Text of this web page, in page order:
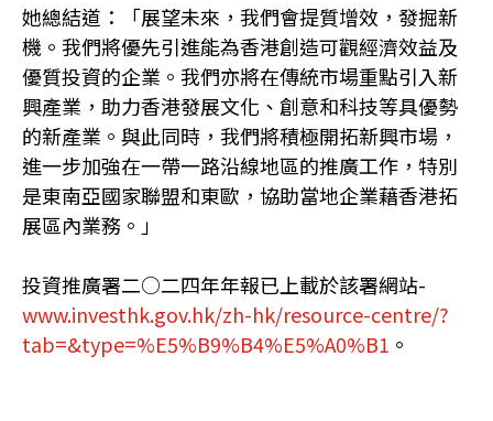
她總結道：「展望未來，我們會提質增效，發掘新
機。我們將優先引進能為香港創造可觀經濟效益及
優質投資的企業。我們亦將在傳統市場重點引入新
興產業，助力香港發展文化、創意和科技等具優勢
的新產業。與此同時，我們將積極開拓新興市場，
進一步加強在一帶一路沿線地區的推廣工作，特別
是東南亞國家聯盟和東歐，協助當地企業藉香港拓
展區內業務。」
投資推廣署二○二四年年報已上載於該署網站-
www.investhk.gov.hk/zh-hk/resource-centre/?
tab=&type=%E5%B9%B4%E5%A0%B1 。